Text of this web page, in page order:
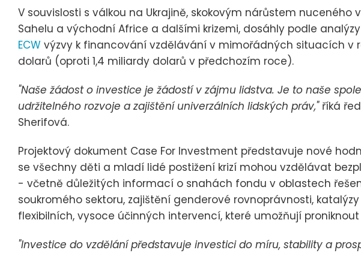
V souvislosti s válkou na Ukrajině, skokovým nárůstem nuceného
Sahelu a východní Africe a dalšími krizemi, dosáhly podle analýzy
ECW výzvy k financování vzdělávání v mimořádných situacích v
dolarů (oproti 1,4 miliardy dolarů v předchozím roce).
"Naše žádost o investice je žádostí v zájmu lidstva. Je to naše
udržitelného rozvoje a zajištění univerzálních lidských práv,"říká
Sherifová.
Projektový dokument Case For Investment představuje nové
se všechny děti a mladí lidé postižení krizí mohou vzdělávat
- včetně důležitých informací o snahách fondu v oblastech
soukromého sektoru, zajištění genderové rovnoprávnosti,
flexibilních, vysoce účinných intervencí, které umožňují
"Investice do vzdělání představuje investici do míru, stability a